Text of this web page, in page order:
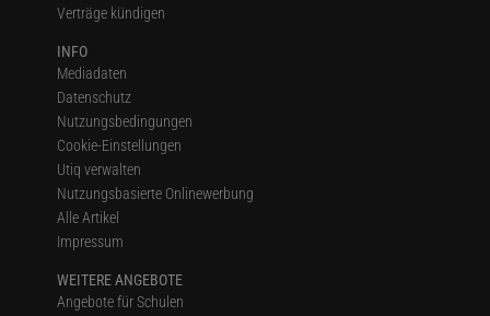
Verträge kündigen
INFO
Mediadaten
Datenschutz
Nutzungsbedingungen
Cookie-Einstellungen
Utiq verwalten
Nutzungsbasierte Onlinewerbung
Alle Artikel
Impressum
WEITERE ANGEBOTE
Angebote für Schulen